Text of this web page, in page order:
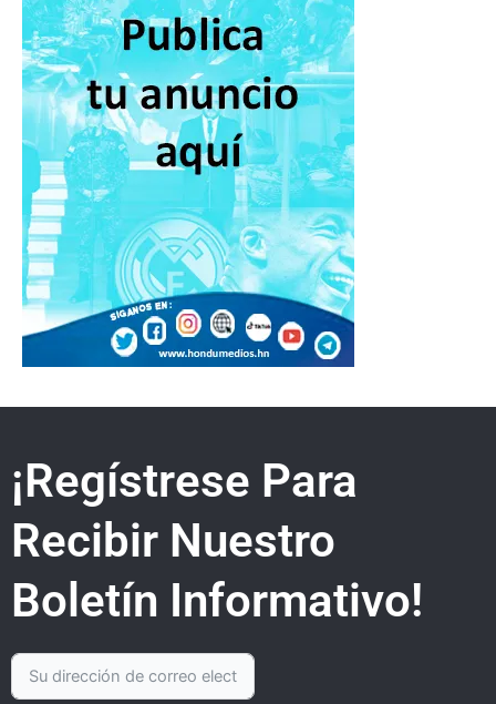
¡Regístrese Para
Recibir Nuestro
Boletín Informativo!